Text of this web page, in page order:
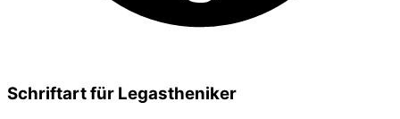
Schriftart für Legastheniker